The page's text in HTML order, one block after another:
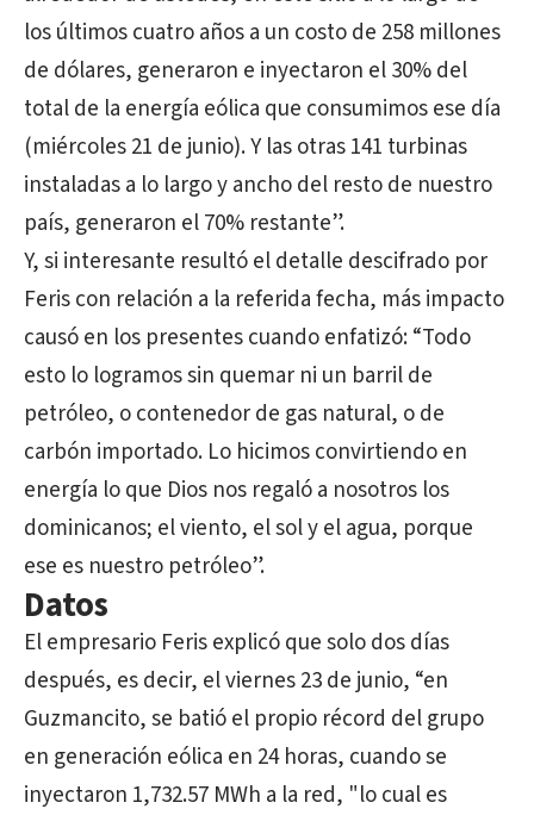
los últimos cuatro años a un costo de 258 millones
de dólares, generaron e inyectaron el 30% del
total de la energía eólica que consumimos ese día
(miércoles 21 de junio). Y las otras 141 turbinas
instaladas a lo largo y ancho del resto de nuestro
país, generaron el 70% restante”.
Y, si interesante resultó el detalle descifrado por
Feris con relación a la referida fecha, más impacto
causó en los presentes cuando enfatizó: “Todo
esto lo logramos sin quemar ni un barril de
petróleo, o contenedor de gas natural, o de
carbón importado. Lo hicimos convirtiendo en
energía lo que Dios nos regaló a nosotros los
dominicanos; el viento, el sol y el agua, porque
ese es nuestro petróleo”.
Datos
El empresario Feris explicó que solo dos días
después, es decir, el viernes 23 de junio, “en
Guzmancito, se batió el propio récord del grupo
en generación eólica en 24 horas, cuando se
inyectaron 1,732.57 MWh a la red, "lo cual es